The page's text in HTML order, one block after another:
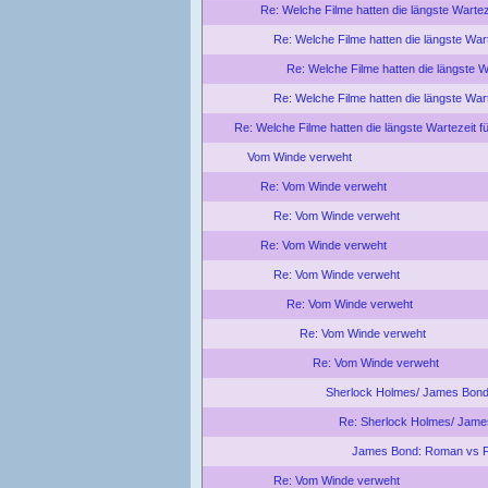
Re: Welche Filme hatten die längste
Re: Welche Filme hatten die längste
Re: Welche Filme hatten die längste
Re: Welche Filme hatten die längste
Re: Welche Filme hatten die längste Wartezeit
Vom Winde verweht
Re: Vom Winde verweht
Re: Vom Winde verweht
Re: Vom Winde verweht
Re: Vom Winde verweht
Re: Vom Winde verweht
Re: Vom Winde verweht
Re: Vom Winde verweht
Sherlock Holmes/ James
Re: Sherlock Holmes/
James Bond: Roman vs
Re: Vom Winde verweht